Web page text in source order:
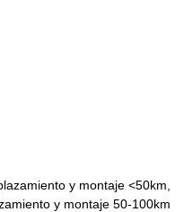
y montaje <50km,
y montaje 50-100km